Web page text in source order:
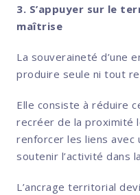
3. S’appuyer sur le
maîtrise
La souveraineté d’une
produire seule ni tout
Elle consiste à réduire
recréer de la proximité
renforcer les liens avec
soutenir l’activité dans
L’ancrage territorial